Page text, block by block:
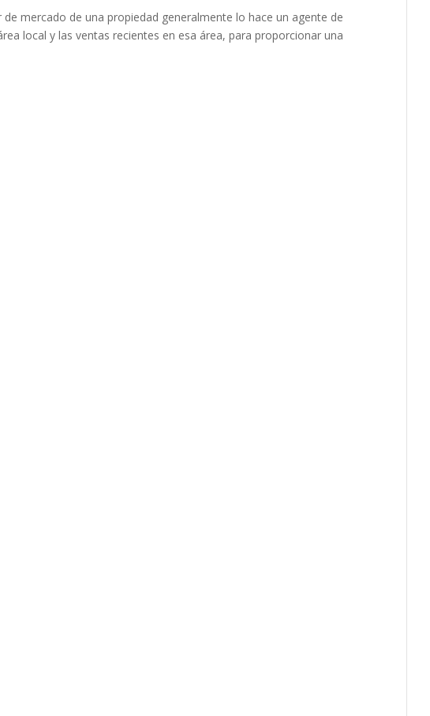
mercado de una propiedad generalmente lo hace un agente de
local y las ventas recientes en esa área, para proporcionar una